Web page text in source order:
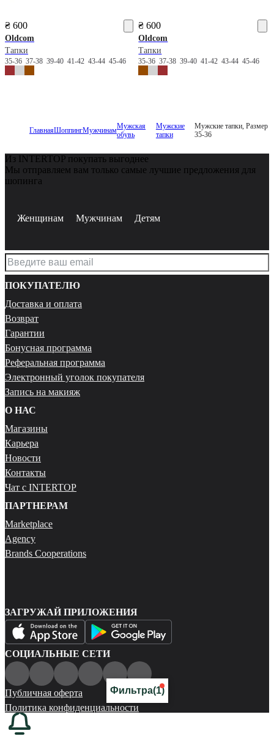
₴ 600
Oldcom
Тапки
35-36 37-38 39-40 41-42 43-44 45-46
₴ 600
Oldcom
Тапки
35-3637-3839-4041-4243-4445-46
ГлавнаяШоппингМужчинамМужская
обувь
Мужские
тапки
Мужские тапки, Размер
35-36
Фильтра(1)
Из INTERTOP покупать выгоднее
Мы отправляем вам только самые лучшие предложения для
шопинга
Женщинам Мужчинам Детям
ПОКУПАТЕЛЮ
Доставка и оплата
Возврат
Гарантии
Бонусная программа
Реферальная программа
Электронный уголок покупателя
Запись на макияж
О НАС
Магазины
Карьера
Новости
Контакты
Чат с INTERTOP
ПАРТНЕРАМ
Marketplace
Agency
Brands Cooperations
ЗАГРУЖАЙ ПРИЛОЖЕНИЯ
СОЦИАЛЬНЫЕ СЕТИ
Публичная оферта
Политика конфиденциальности
Карта сайта
© 2026 Все права защищены